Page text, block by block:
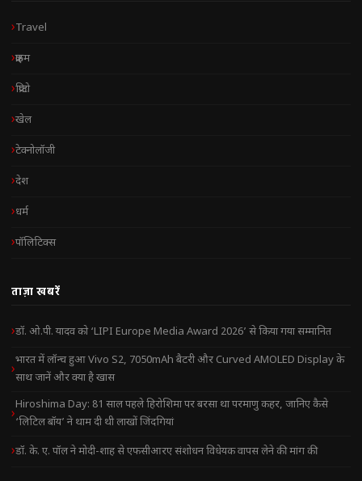
Travel
क्राइम
क्रिप्टो
खेल
टेक्नोलॉजी
देश
धर्म
पॉलिटिक्स
ताज़ा खबरें
डॉ. ओ.पी. यादव को ‘LIPI Europe Media Award 2026’ से किया गया सम्मानित
भारत में लॉन्च हुआ Vivo S2, 7050mAh बैटरी और Curved AMOLED Display के
साथ जानें और क्या है खास
Hiroshima Day: 81 साल पहले हिरोशिमा पर बरसा था परमाणु कहर, जानिए कैसे
‘लिटिल बॉय’ ने थाम दी थी लाखों जिंदगियां
डॉ. के. ए. पॉल ने मोदी-शाह से एफसीआरए संशोधन विधेयक वापस लेने की मांग की